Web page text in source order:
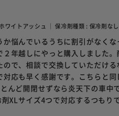
ワイトアッシュ ｜ 保冷剤種類 : 保冷剤な
か悩んでいるうちに割引がなく
２年越しにやっと購入しました
ので、相談で交換していただけ
対応も早く感謝です。こちらと
んど開閉せずなら炎天下の車
XLサイズ4つで対応するつもり